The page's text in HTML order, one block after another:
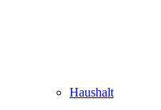
Haushalt